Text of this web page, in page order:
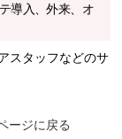
導入、外来、オ
スタッフなどのサ
ージに戻る